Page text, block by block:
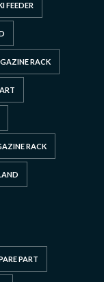
FEEDER
RACK
RACK
PART